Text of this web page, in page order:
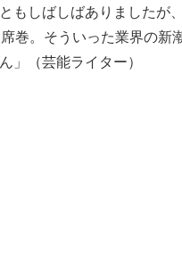
もしばしばありましたが
巻。そういった業界の新
」（芸能ライター）